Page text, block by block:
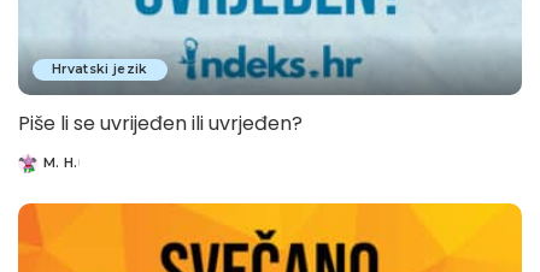
Hrvatski jezik
Piše li se uvrijeđen ili uvrjeđen?
Posted
M. H.